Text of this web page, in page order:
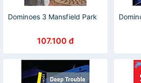
Dominoes 3 Mansfield Park
107.100 đ